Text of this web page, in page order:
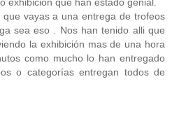
vayas a una entrega de trofeos
sea eso . Nos han tenido alli que
la exhibición mas de una hora
como mucho lo han entregado
o categorías entregan todos de